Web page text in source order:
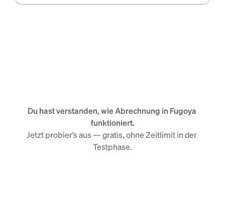
Du hast verstanden, wie Abrechnung in Fugoya
funktioniert.
Jetzt probier’s aus — gratis, ohne Zeitlimit in der
Testphase.
Kostenlos downloaden